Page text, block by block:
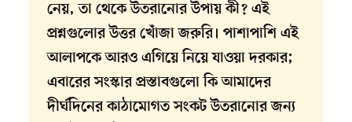
নেয়, তা থেকে উতরানোর উপায় কী? এই
প্রশ্নগুলোর উত্তর খোঁজা জরুরি। পাশাপাশি এই
আলাপকে আরও এগিয়ে নিয়ে যাওয়া দরকার;
এবারের সংস্কার প্রস্তাবগুলো কি আমাদের
দীর্ঘদিনের কাঠামোগত সংকট উতরানোর জন্য